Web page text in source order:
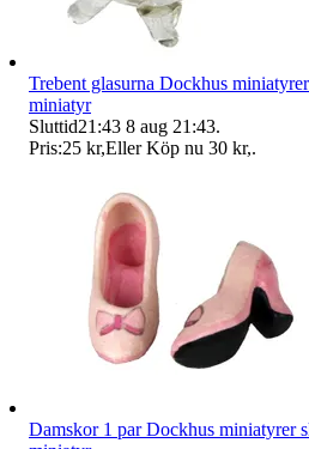
Trebent glasurna Dockhus
miniatyr
Sluttid21:43 8 aug 21:43.
Pris:25 kr,Eller Köp nu 30 kr,.
Damskor 1 par Dockhus miniatyrer